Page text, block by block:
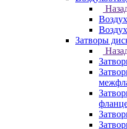
Затворы